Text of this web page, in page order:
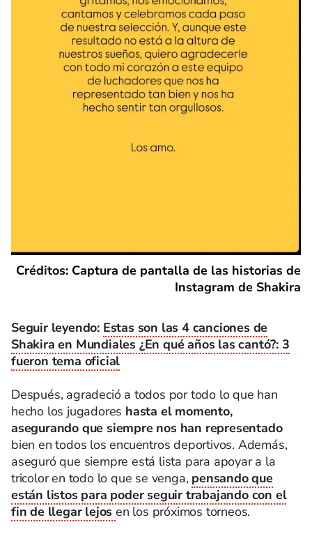
Créditos: Captura de pantalla de las historias de
Instagram de Shakira
Seguir leyendo: Estas son las 4 canciones de
Shakira en Mundiales ¿En qué años las cantó?: 3
fueron tema oficial
Después, agradeció a todos por todo lo que han
hecho los jugadores hasta el momento,
asegurando que siempre nos han representado
bien en todos los encuentros deportivos. Además,
aseguró que siempre está lista para apoyar a la
tricolor en todo lo que se venga, pensando que
están listos para poder seguir trabajando con el
fin de llegar lejosen los próximos torneos.